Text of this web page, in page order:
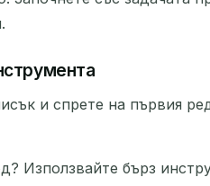
и спрете на първия
Използвайте бърз